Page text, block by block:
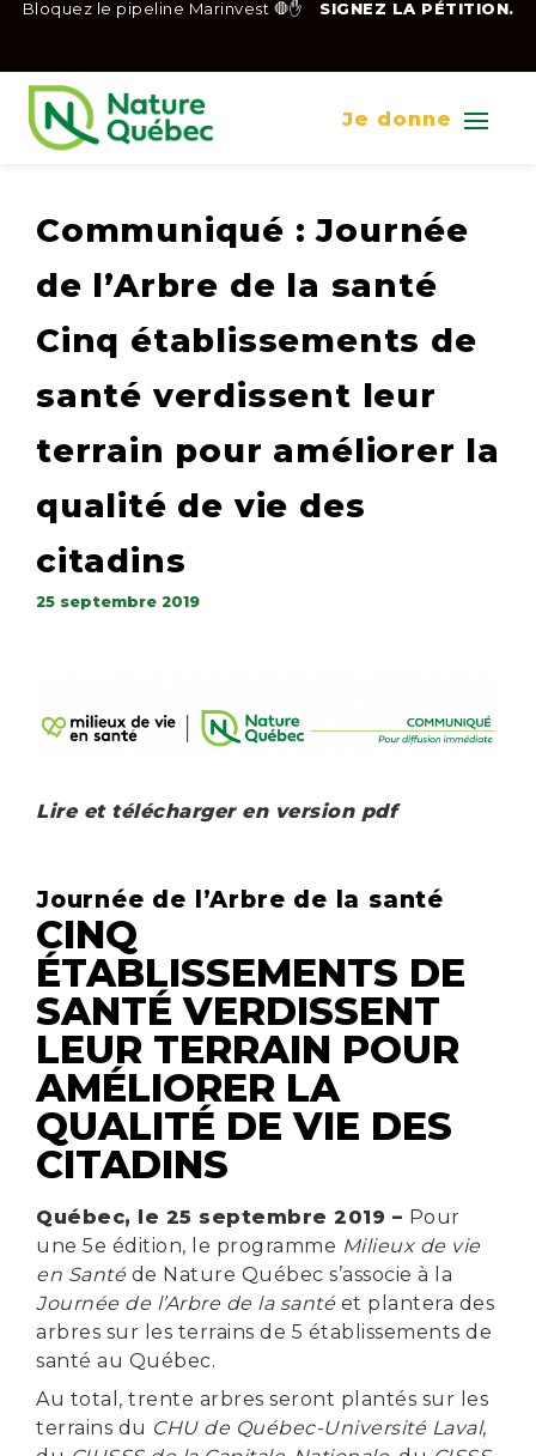
Bloquez le pipeline Marinvest 🛑✋ SIGNEZ LA PÉTITION.
Je donne
Communiqué : Journée
de l’Arbre de la santé
Cinq établissements de
santé verdissent leur
terrain pour améliorer la
qualité de vie des
citadins
25 septembre 2019
Lire et télécharger en version pdf
Journée de l’Arbre de la santé
CINQ
ÉTABLISSEMENTS DE
SANTÉ VERDISSENT
LEUR TERRAIN POUR
AMÉLIORER LA
QUALITÉ DE VIE DES
CITADINS
Québec, le 25 septembre 2019 – Pour
une 5e édition, le programme Milieux de vie
en Santé de Nature Québec s’associe à la
Journée de l’Arbre de la santé et plantera des
arbres sur les terrains de 5 établissements de
santé au Québec.
Au total, trente arbres seront plantés sur les
terrains du CHU de Québec-Université Laval,